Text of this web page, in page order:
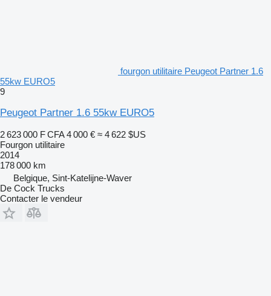
fourgon utilitaire Peugeot Partner 1.6
55kw EURO5
9
Peugeot Partner 1.6 55kw EURO5
2 623 000 F CFA 4 000 € ≈ 4 622 $US
Fourgon utilitaire
2014
178 000 km
Belgique, Sint-Katelijne-Waver
De Cock Trucks
Contacter le vendeur